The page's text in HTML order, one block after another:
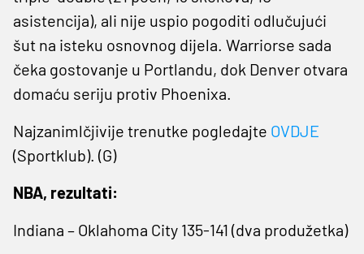
asistencija), ali nije uspio pogoditi odlučujući
šut na isteku osnovnog dijela. Warriorse sada
čeka gostovanje u Portlandu, dok Denver otvara
domaću seriju protiv Phoenixa.
Najzanimlčjivije trenutke pogledajte OVDJE
(Sportklub). (G)
NBA, rezultati:
Indiana – Oklahoma City 135-141 (dva produžetka)